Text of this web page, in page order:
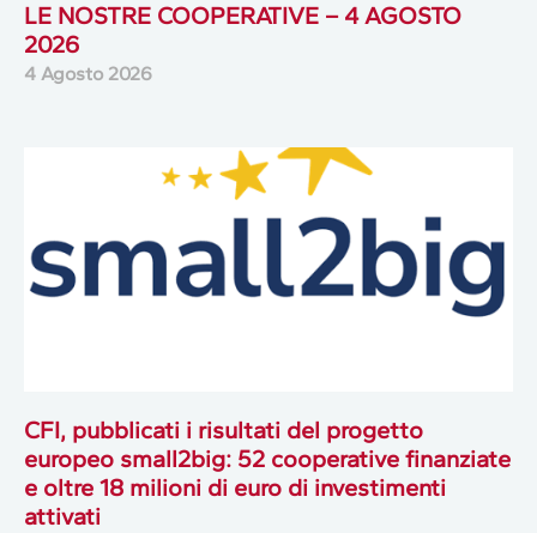
LE NOSTRE COOPERATIVE – 4 AGOSTO
2026
4 Agosto 2026
CFI, pubblicati i risultati del progetto
europeo small2big: 52 cooperative finanziate
e oltre 18 milioni di euro di investimenti
attivati